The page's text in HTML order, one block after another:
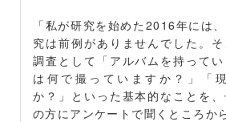
「私が研究を始めた2016年には
究は前例がありませんでした。
調査として「アルバムを持って
は何で撮っていますか？」「
か？」といった基本的なことを
の方にアンケートで聞くところか